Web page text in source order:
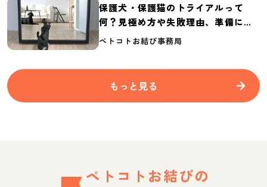
保護犬・保護猫のトライアルって
何？見極め方や失敗理由、準備に必
要なものを紹介
ペトコトお結び事務局
もっと見る
ペトコトお結びの